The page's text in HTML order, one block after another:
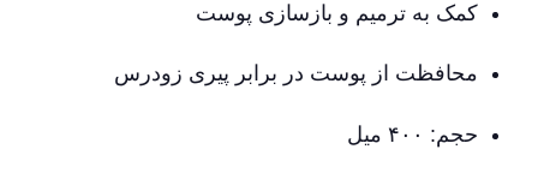
کمک به ترمیم و بازسازی پوست
محافظت از پوست در برابر پیری زودرس
حجم: ۴۰۰ میل